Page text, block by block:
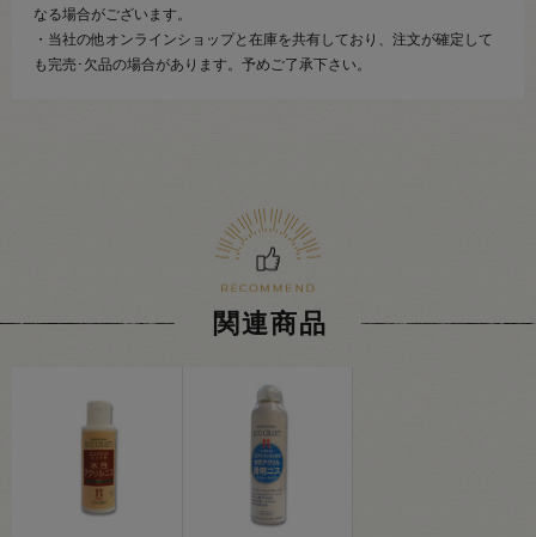
なる場合がございます。
・当社の他オンラインショップと在庫を共有しており、注文が確定して
も完売･欠品の場合があります。予めご了承下さい。
関連商品